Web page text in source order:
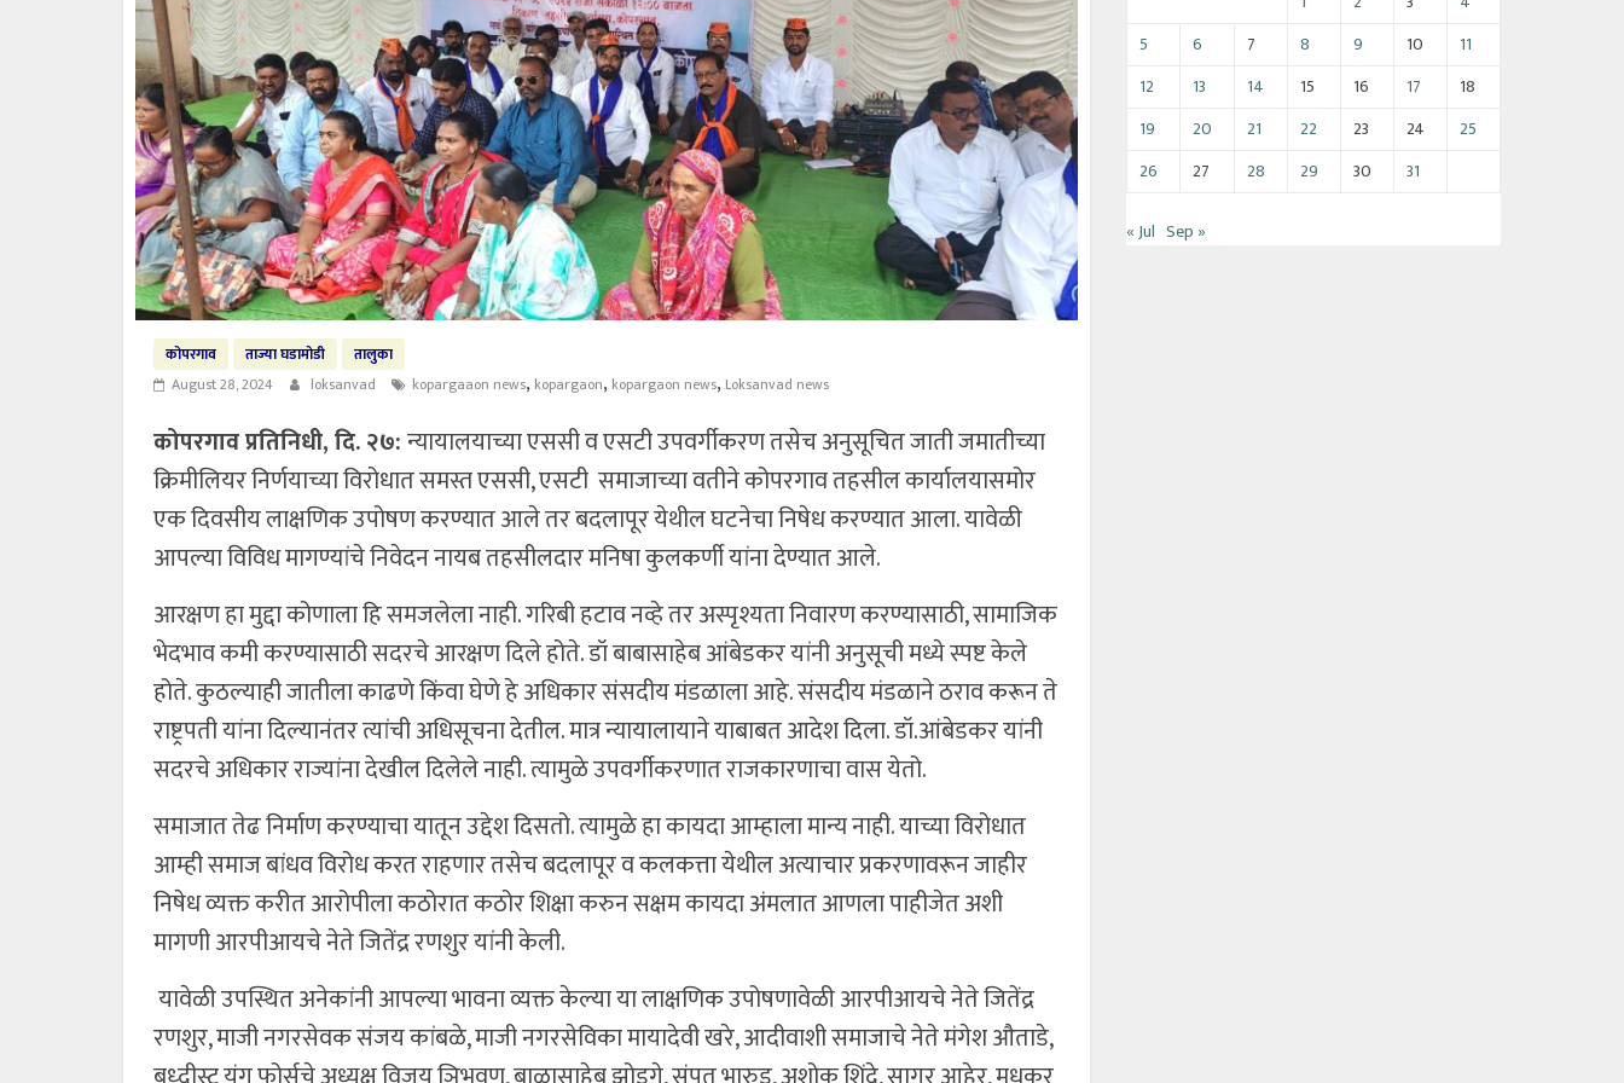
कोपरगाव ताज्या घडामोडी
तालुका
August 28, 2024
loksanvad kopargaaon news, kopargaon, kopargaon news, Loksanvad news
कोपरगाव प्रतिनिधी, दि. २७:न्यायालयाच्या एससी व एसटी उपवर्गीकरण तसेच अनुसूचित जाती जमातीच्या
क्रिमीलियर निर्णयाच्या विरोधात समस्त एससी, एसटी समाजाच्या वतीने कोपरगाव तहसील कार्यालयासमोर
एक दिवसीय लाक्षणिक उपोषण करण्यात आले तर बदलापूर येथील घटनेचा निषेध करण्यात आला. यावेळी
आपल्या विविध मागण्यांचे निवेदन नायब तहसीलदार मनिषा कुलकर्णी यांना देण्यात आले.
आरक्षण हा मुद्दा कोणाला हि समजलेला नाही. गरिबी हटाव नव्हे तर अस्पृश्यता निवारण करण्यासाठी, सामाजिक
भेदभाव कमी करण्यासाठी सदरचे आरक्षण दिले होते. डॉ बाबासाहेब आंबेडकर यांनी अनुसूची मध्ये स्पष्ट केले
होते. कुठल्याही जातीला काढणे किंवा घेणे हे अधिकार संसदीय मंडळाला आहे. संसदीय मंडळाने ठराव करून ते
राष्ट्रपती यांना दिल्यानंतर त्यांची अधिसूचना देतील. मात्र न्यायालायाने याबाबत आदेश दिला. डॉ.आंबेडकर यांनी
सदरचे अधिकार राज्यांना देखील दिलेले नाही. त्यामुळे उपवर्गीकरणात राजकारणाचा वास येतो.
समाजात तेढ निर्माण करण्याचा यातून उद्देश दिसतो. त्यामुळे हा कायदा आम्हाला मान्य नाही. याच्या विरोधात
आम्ही समाज बांधव विरोध करत राहणार तसेच बदलापूर व कलकत्ता येथील अत्याचार प्रकरणावरून जाहीर
निषेध व्यक्त करीत आरोपीला कठोरात कठोर शिक्षा करुन सक्षम कायदा अंमलात आणला पाहीजेत अशी
मागणी आरपीआयचे नेते जितेंद्र रणशुर यांनी केली.
यावेळी उपस्थित अनेकांनी आपल्या भावना व्यक्त केल्या या लाक्षणिक उपोषणावेळी आरपीआयचे नेते जितेंद्र
रणशुर, माजी नगरसेवक संजय कांबळे, माजी नगरसेविका मायादेवी खरे, आदीवाशी समाजाचे नेते मंगेश औताडे,
5
6 7 8 9 10
11
12
13 14 15 16 17
18
19
20 21 22 23 24
25
26
27 28 29 30 31
« Jul Sep »